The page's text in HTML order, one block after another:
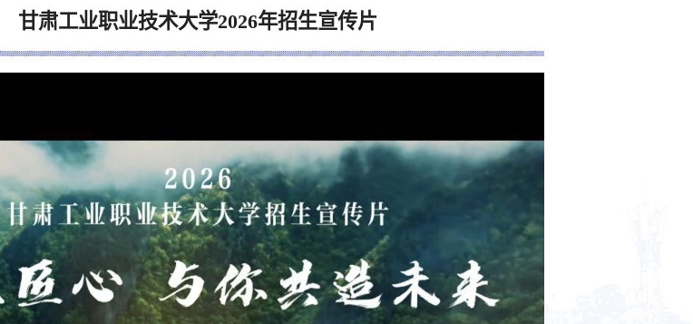
甘肃工业职业技术大学2026年招生宣传片